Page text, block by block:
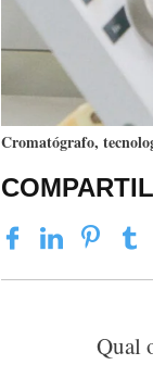
Cromatógrafo,
Qual